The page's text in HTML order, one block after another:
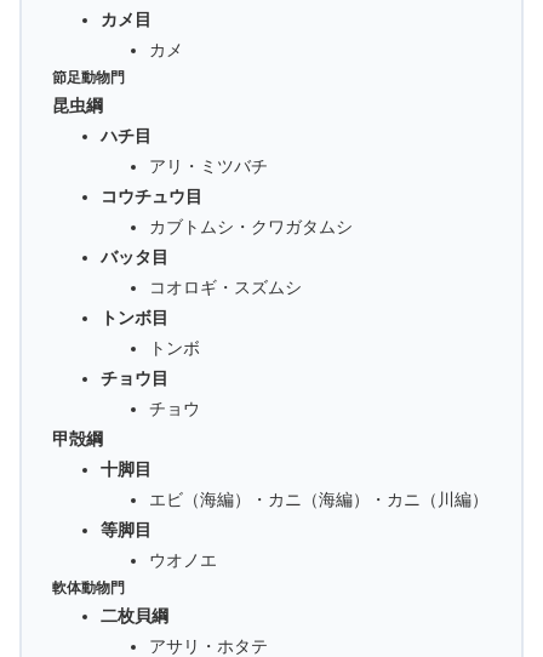
カメ目
カメ
節足動物門
昆虫綱
ハチ目
アリ・ミツバチ
コウチュウ目
カブトムシ・クワガタムシ
バッタ目
コオロギ・スズムシ
トンボ目
トンボ
チョウ目
チョウ
甲殻綱
十脚目
エビ（海編）・カニ（海編）・カニ（川編）
等脚目
ウオノエ
軟体動物門
二枚貝綱
アサリ・ホタテ